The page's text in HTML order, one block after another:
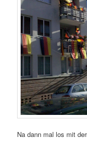
Na dann mal los mit